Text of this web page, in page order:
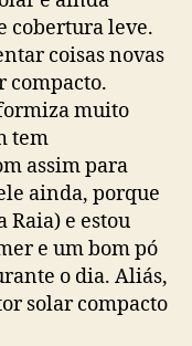
cobertura leve.
coisas novas
compacto.
muito
tem
assim para
ainda, porque
Raia) e estou
e um bom pó
o dia. Aliás,
solar compacto